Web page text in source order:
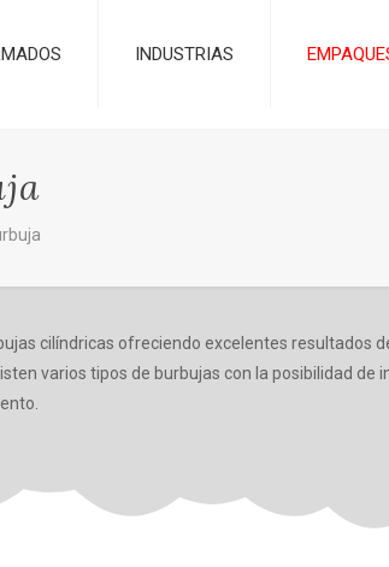
INDUSTRIAS
cilíndricas ofreciendo excelentes resultados
varios tipos de burbujas con la posibilidad de